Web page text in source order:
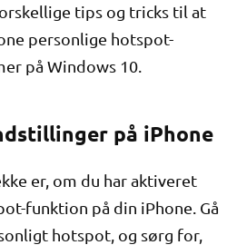
tips og tricks til at
personlige hotspot-
på Windows 10.
på iPhone
er, om du har aktiveret
funktion på din iPhone. Gå
hotspot, og sørg for,